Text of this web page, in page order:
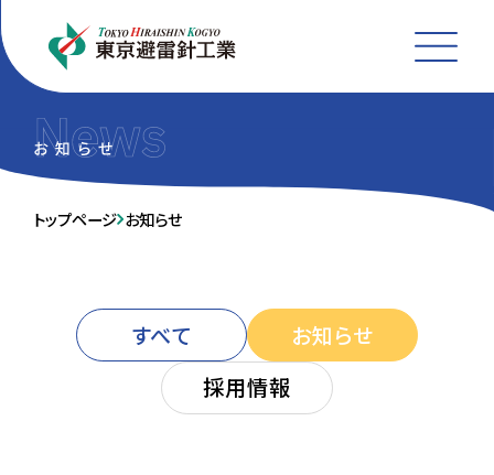
トップページ お知らせ
すべて
お知らせ
採用情報